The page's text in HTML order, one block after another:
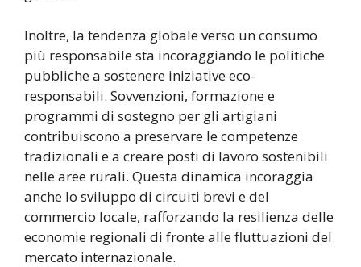
Inoltre, la tendenza globale verso un consumo
più responsabile sta incoraggiando le politiche
pubbliche a sostenere iniziative eco-
responsabili. Sovvenzioni, formazione e
programmi di sostegno per gli artigiani
contribuiscono a preservare le competenze
tradizionali e a creare posti di lavoro sostenibili
nelle aree rurali. Questa dinamica incoraggia
anche lo sviluppo di circuiti brevi e del
commercio locale, rafforzando la resilienza delle
economie regionali di fronte alle fluttuazioni del
mercato internazionale.